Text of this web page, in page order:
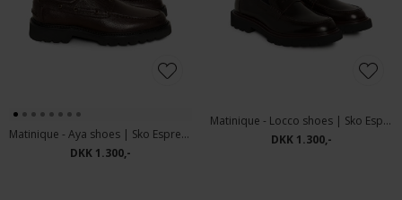
Matinique - Aya shoes | Sko Espresso
DKK 1.300,-
Matinique - Locco shoes | Sko Espresso
DKK 1.300,-